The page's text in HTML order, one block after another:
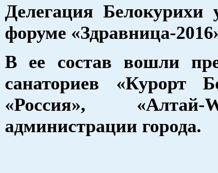
Делегация Белокурихи
форуме «Здравница-
В ее состав вошли
санаториев «Курорт
«Россия»,
администрации города.